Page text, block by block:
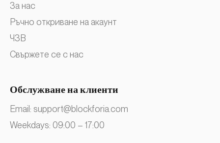
За нас
Ръчно откриване на акаунт
ЧЗВ
Свържете се с нас
Обслужване на клиенти
Email: support@blockforia.com
Weekdays: 09:00 – 17:00